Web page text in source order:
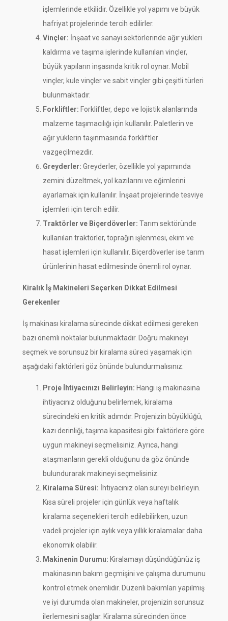
işlemlerinde etkilidir. Özellikle yol yapımı ve büyük
hafriyat projelerinde tercih edilirler.
Vinçler: İnşaat ve sanayi sektörlerinde ağır yükleri
kaldırma ve taşıma işlerinde kullanılan vinçler,
büyük yapıların inşasında kritik rol oynar. Mobil
vinçler, kule vinçler ve sabit vinçler gibi çeşitli türleri
bulunmaktadır.
Forkliftler: Forkliftler, depo ve lojistik alanlarında
malzeme taşımacılığı için kullanılır. Paletlerin ve
ağır yüklerin taşınmasında forkliftler
vazgeçilmezdir.
Greyderler: Greyderler, özellikle yol yapımında
zemini düzeltmek, yol kazılarını ve eğimlerini
ayarlamak için kullanılır. İnşaat projelerinde tesviye
işlemleri için tercih edilir.
Traktörler ve Biçerdöverler: Tarım sektöründe
kullanılan traktörler, toprağın işlenmesi, ekim ve
hasat işlemleri için kullanılır. Biçerdöverler ise tarım
ürünlerinin hasat edilmesinde önemli rol oynar.
Kiralık İş Makineleri Seçerken Dikkat Edilmesi
Gerekenler
İş makinası kiralama sürecinde dikkat edilmesi gereken
bazı önemli noktalar bulunmaktadır. Doğru makineyi
seçmek ve sorunsuz bir kiralama süreci yaşamak için
aşağıdaki faktörleri göz önünde bulundurmalısınız:
Proje İhtiyacınızı Belirleyin: Hangi iş makinasına
ihtiyacınız olduğunu belirlemek, kiralama
sürecindeki en kritik adımdır. Projenizin büyüklüğü,
kazı derinliği, taşıma kapasitesi gibi faktörlere göre
uygun makineyi seçmelisiniz. Ayrıca, hangi
ataşmanların gerekli olduğunu da göz önünde
bulundurarak makineyi seçmelisiniz.
Kiralama Süresi: İhtiyacınız olan süreyi belirleyin.
Kısa süreli projeler için günlük veya haftalık
kiralama seçenekleri tercih edilebilirken, uzun
vadeli projeler için aylık veya yıllık kiralamalar daha
ekonomik olabilir.
Makinenin Durumu: Kiralamayı düşündüğünüz iş
makinasının bakım geçmişini ve çalışma durumunu
kontrol etmek önemlidir. Düzenli bakımları yapılmış
ve iyi durumda olan makineler, projenizin sorunsuz
ilerlemesini sağlar. Kiralama sürecinden önce